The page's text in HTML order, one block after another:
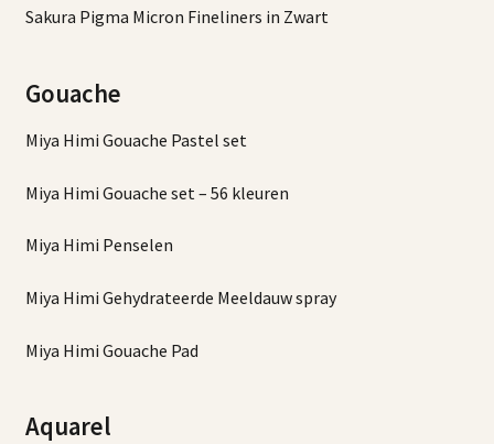
Sakura Pigma Micron Fineliners in Zwart
Gouache
Miya Himi Gouache Pastel set
Miya Himi Gouache set – 56 kleuren
Miya Himi Penselen
Miya Himi Gehydrateerde Meeldauw spray
Miya Himi Gouache Pad
Aquarel